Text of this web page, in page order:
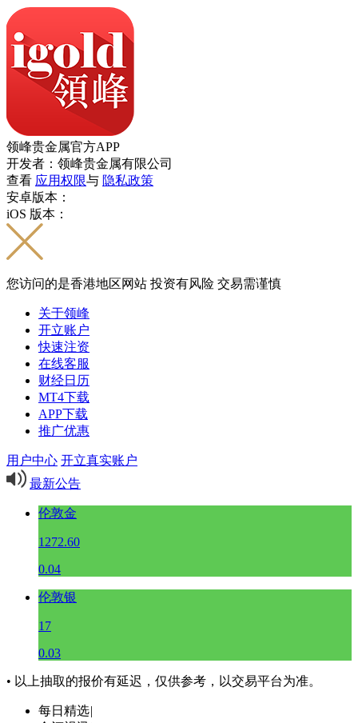
领峰贵金属官方APP
开发者：领峰贵金属有限公司
查看 应用权限与 隐私政策
安卓版本：
iOS 版本：
您访问的是香港地区网站 投资有风险 交易需谨慎
关于领峰
开立账户
快速注资
在线客服
财经日历
MT4下载
APP下载
推广优惠
用户中心 开立真实账户
最新公告
伦敦金
1272.60
0.04
伦敦银
17
0.03
• 以上抽取的报价有延迟，仅供参考，以交易平台为准。
每日精选|